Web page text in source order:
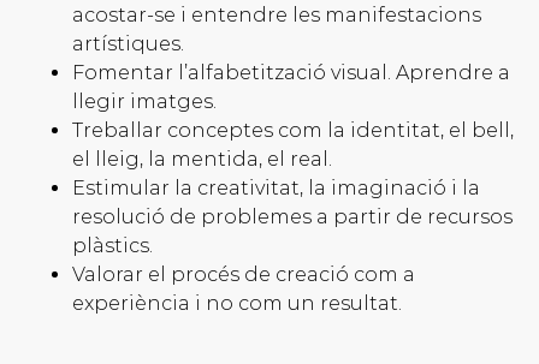
acostar-se i entendre les manifestacions
artístiques.
Fomentar l’alfabetització visual. Aprendre a
llegir imatges.
Treballar conceptes com la identitat, el bell,
el lleig, la mentida, el real.
Estimular la creativitat, la imaginació i la
resolució de problemes a partir de recursos
plàstics.
Valorar el procés de creació com a
experiència i no com un resultat.